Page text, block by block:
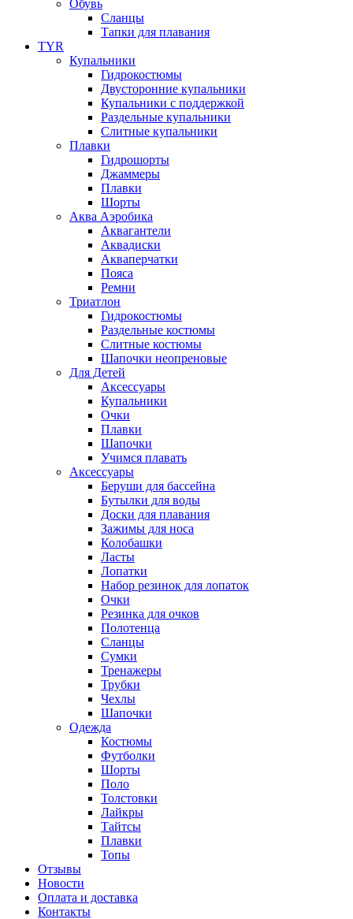
Обувь
Сланцы
Тапки для плавания
TYR
Купальники
Гидрокостюмы
Двусторонние купальники
Купальники с поддержкой
Раздельные купальники
Слитные купальники
Плавки
Гидрошорты
Джаммеры
Плавки
Шорты
Аква Аэробика
Аквагантели
Аквадиски
Акваперчатки
Пояса
Ремни
Триатлон
Гидрокостюмы
Раздельные костюмы
Слитные костюмы
Шапочки неопреновые
Для Детей
Аксессуары
Купальники
Очки
Плавки
Шапочки
Учимся плавать
Аксессуары
Беруши для бассейна
Бутылки для воды
Доски для плавания
Зажимы для носа
Колобашки
Ласты
Лопатки
Набор резинок для лопаток
Очки
Резинка для очков
Полотенца
Сланцы
Сумки
Тренажеры
Трубки
Чехлы
Шапочки
Одежда
Костюмы
Футболки
Шорты
Поло
Толстовки
Лайкры
Тайтсы
Плавки
Топы
Отзывы
Новости
Оплата и доставка
Контакты